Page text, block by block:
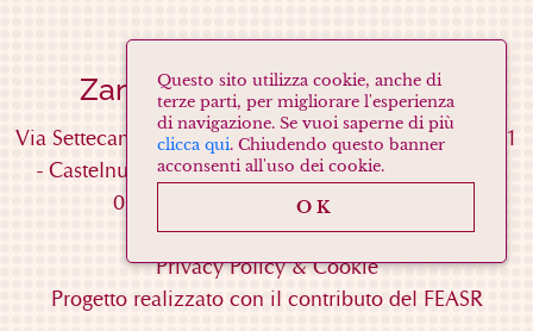
Zanasi Società Agricola s.s.
Via Settecani Cavidole, 53/A (Località Cavidole)
41051
- Castelnuovo Rangone(MO)Tel. 059537052
059536458
info@zanasi.net
Privacy Policy & Cookie
Progetto realizzato con il contributo del FEASR
Questo sito utilizza cookie, anche di
terze parti, per migliorare l'esperienza
di navigazione. Se vuoi saperne di più
clicca qui. Chiudendo questo banner
acconsenti all'uso dei cookie.
OK